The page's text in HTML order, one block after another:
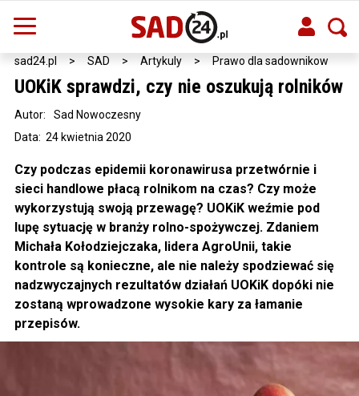
sad24.pl > SAD > Artykuly > Prawo dla sadownikow
UOKiK sprawdzi, czy nie oszukują rolników
Data: 24 kwietnia 2020
Autor: Sad Nowoczesny
Czy podczas epidemii koronawirusa przetwórnie i
sieci handlowe płacą rolnikom na czas? Czy może
wykorzystują swoją przewagę? UOKiK weźmie pod
lupę sytuację w branży rolno-spożywczej. Zdaniem
Michała Kołodziejczaka, lidera AgroUnii, takie
kontrole są konieczne, ale nie należy spodziewać się
nadzwyczajnych rezultatów działań UOKiK dopóki nie
zostaną wprowadzone wysokie kary za łamanie
przepisów.